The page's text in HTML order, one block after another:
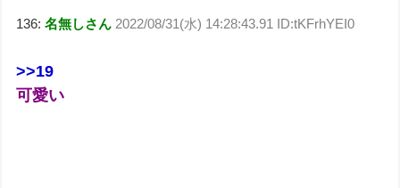
136:名無しさん 2022/08/31(水) 14:28:43.91 ID:tKFrhYEI0
>>19
可愛い